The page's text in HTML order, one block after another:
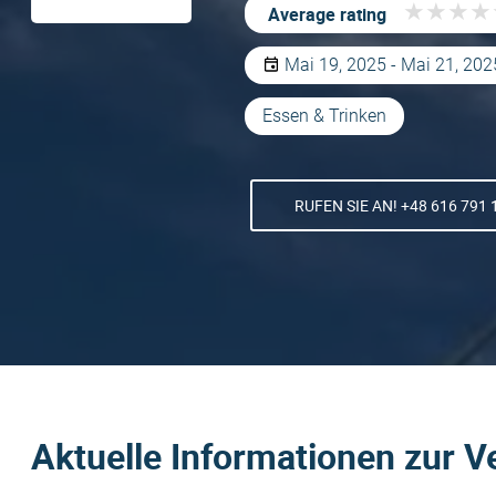
Average rating ★ ★ ★ ★
★ ★ ★ ★
Mai 19, 2025 - Mai 21,
Essen & Trinken
RUFEN SIE AN! +48 616 791
Aktuelle Informationen zur